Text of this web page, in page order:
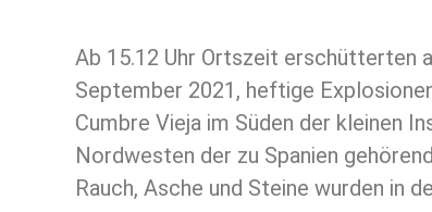
Ab 15.12 Uhr Ortszeit erschütterten
September 2021, heftige
Cumbre Vieja im Süden der kleinen
Nordwesten der zu Spanien
Rauch, Asche und Steine wurden in